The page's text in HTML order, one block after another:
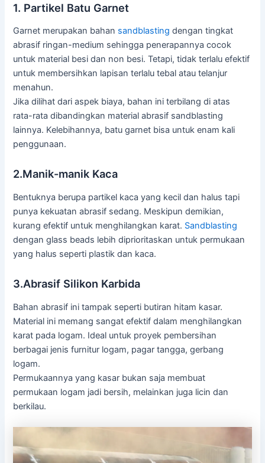
1. Partikel Batu Garnet
Garnet merupakan bahan sandblasting dengan tingkat
abrasif ringan-medium sehingga penerapannya cocok
untuk material besi dan non besi. Tetapi, tidak terlalu efektif
untuk membersihkan lapisan terlalu tebal atau telanjur
menahun.
Jika dilihat dari aspek biaya, bahan ini terbilang di atas
rata-rata dibandingkan material abrasif sandblasting
lainnya. Kelebihannya, batu garnet bisa untuk enam kali
penggunaan.
2.Manik-manik Kaca
Bentuknya berupa partikel kaca yang kecil dan halus tapi
punya kekuatan abrasif sedang. Meskipun demikian,
kurang efektif untuk menghilangkan karat. Sandblasting
dengan glass beads lebih diprioritaskan untuk permukaan
yang halus seperti plastik dan kaca.
3.Abrasif Silikon Karbida
Bahan abrasif ini tampak seperti butiran hitam kasar.
Material ini memang sangat efektif dalam menghilangkan
karat pada logam. Ideal untuk proyek pembersihan
berbagai jenis furnitur logam, pagar tangga, gerbang
logam.
Permukaannya yang kasar bukan saja membuat
permukaan logam jadi bersih, melainkan juga licin dan
berkilau.